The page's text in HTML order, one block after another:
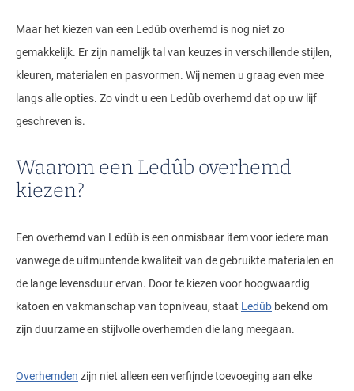
Maar het kiezen van een Ledûb overhemd is nog niet zo
gemakkelijk. Er zijn namelijk tal van keuzes in verschillende stijlen,
kleuren, materialen en pasvormen. Wij nemen u graag even mee
langs alle opties. Zo vindt u een Ledûb overhemd dat op uw lijf
geschreven is.
Waarom een Ledûb overhemd
kiezen?
Een overhemd van Ledûb is een onmisbaar item voor iedere man
vanwege de uitmuntende kwaliteit van de gebruikte materialen en
de lange levensduur ervan. Door te kiezen voor hoogwaardig
katoen en vakmanschap van topniveau, staat Ledûb bekend om
zijn duurzame en stijlvolle overhemden die lang meegaan.
Overhemden zijn niet alleen een verfijnde toevoeging aan elke